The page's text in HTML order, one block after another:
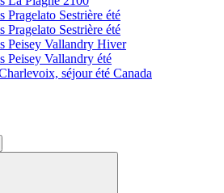
Pragelato Sestrière été
Pragelato Sestrière été
Peisey Vallandry Hiver
Peisey Vallandry été
séjour été Canada